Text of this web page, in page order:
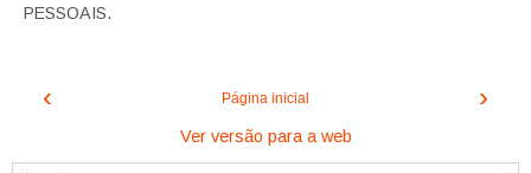
PESSOAIS.
‹ ›
Página inicial
Ver versão para a web